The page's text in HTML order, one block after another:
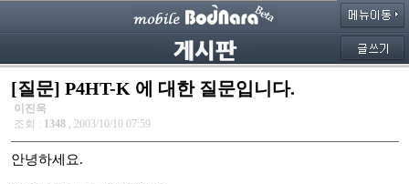
[질문] P4HT-K 에 대한 질문입니다.
이진욱
조회 : 1348 , 2003/10/10 07:59
안녕하세요.